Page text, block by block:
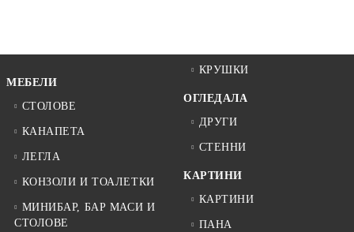
МЕБЕЛИ
СТОЛОВЕ
КАНАПЕТА
ЛЕГЛА
КОНЗОЛИ И ТОАЛЕТКИ
МИНИБАР, БАР МАСИ И
СТОЛОВЕ
КРУШКИ
ОГЛЕДАЛА
ДРУГИ
СТЕННИ
КАРТИНИ
КАРТИНИ
ПАНА